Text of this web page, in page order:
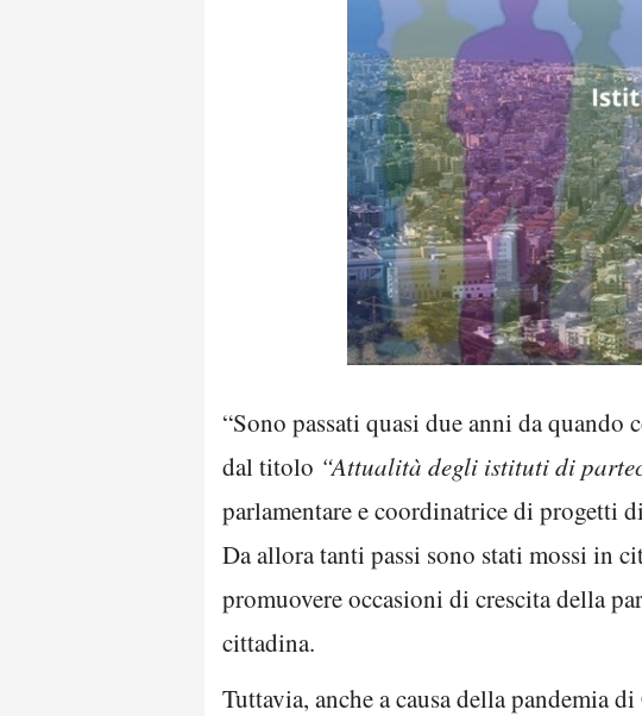
“Sono passati quasi due anni da quando
dal titolo “Attualità degli istituti di
parlamentare e coordinatrice di progetti
Da allora tanti passi sono stati mossi in
promuovere occasioni di crescita della
cittadina.
Tuttavia, anche a causa della pandemia